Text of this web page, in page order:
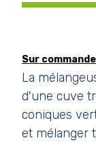
Sur commande
La
d'une cuve
coniques
et mélanger